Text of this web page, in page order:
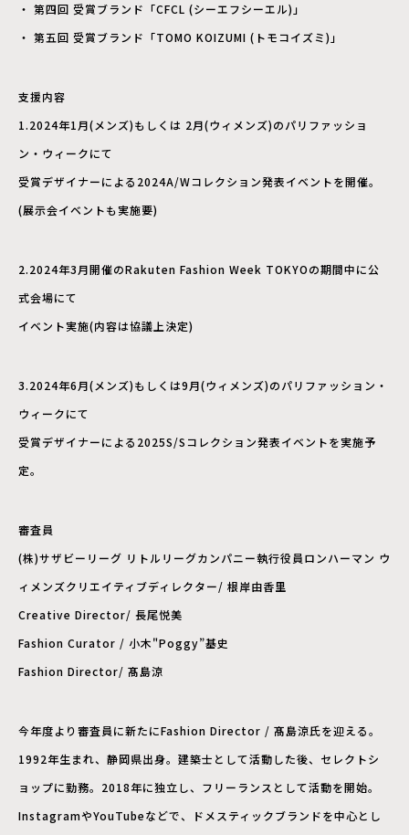
・ 第四回 受賞ブランド「CFCL (シーエフシーエル)」
・ 第五回 受賞ブランド「TOMO KOIZUMI (トモコイズミ)」
支援内容
1.2024年1月(メンズ)もしくは 2月(ウィメンズ)のパリファッショ
ン・ウィークにて
受賞デザイナーによる2024A/Wコレクション発表イベントを開催。
(展示会イベントも実施要)
2.2024年3月開催のRakuten Fashion Week TOKYOの期間中に公
式会場にて
イベント実施(内容は協議上決定)
3.2024年6月(メンズ)もしくは9月(ウィメンズ)のパリファッション・
ウィークにて
受賞デザイナーによる2025S/Sコレクション発表イベントを実施予
定。
審査員
(株)サザビーリーグ リトルリーグカンパニー執行役員ロンハーマン ウ
ィメンズクリエイティブディレクター/ 根岸由香里
Creative Director/ 長尾悦美
Fashion Curator / 小木"Poggy”基史
Fashion Director/ 髙島涼
今年度より審査員に新たにFashion Director / 髙島涼氏を迎える。
1992年生まれ、静岡県出身。建築士として活動した後、セレクトシ
ョップに勤務。2018年に独立し、フリーランスとして活動を開始。
InstagramやYouTubeなどで、ドメスティックブランドを中心とし